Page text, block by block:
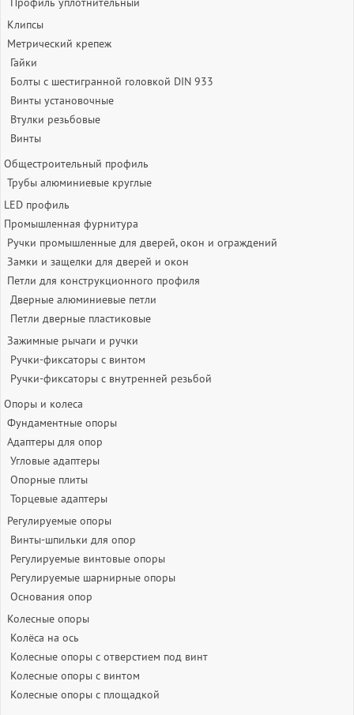
Клипсы
Метрический крепеж
Гайки
Болты с шестигранной головкой DIN 933
Винты установочные
Втулки резьбовые
Винты
Общестроительный профиль
Трубы алюминиевые круглые
LED профиль
Промышленная фурнитура
Ручки промышленные для дверей, окон и ограждений
Замки и защелки для дверей и окон
Петли для конструкционного профиля
Дверные алюминиевые петли
Петли дверные пластиковые
Зажимные рычаги и ручки
Ручки-фиксаторы c винтом
Ручки-фиксаторы c внутренней резьбой
Опоры и колеса
Фундаментные опоры
Адаптеры для опор
Угловые адаптеры
Опорные плиты
Торцевые адаптеры
Регулируемые опоры
Винты-шпильки для опор
Регулируемые винтовые опоры
Регулируемые шарнирные опоры
Основания опор
Колесные опоры
Колёса на ось
Колесные опоры с отверстием под винт
Колесные опоры с винтом
Колесные опоры с площадкой